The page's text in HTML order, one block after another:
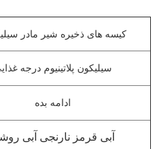
کیسه های ذخیره شیر مادر
سیلیکون پلاتینیوم درجه
ادامه بده
آبی قرمز نارنجی آبی